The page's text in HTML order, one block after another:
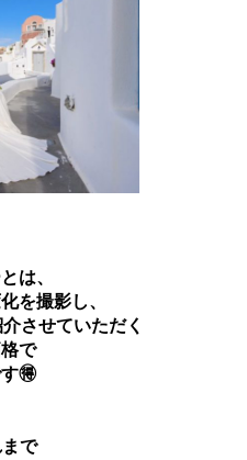
は、
を撮影し、
させていただく
で
🉐
で